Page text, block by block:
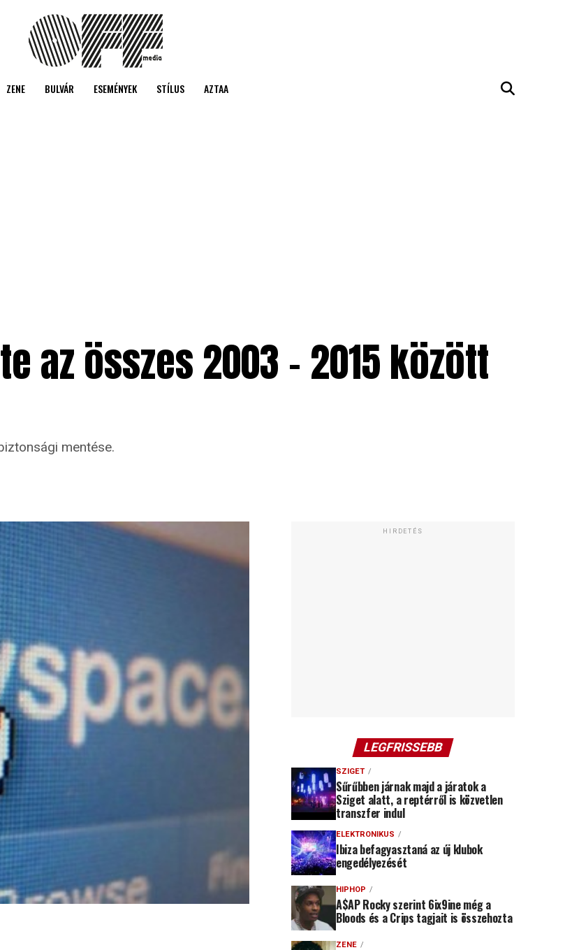
ZENE BULVÁR ESEMÉNYEK STÍLUS AZTAA
az összes 2003 – 2015 között
mentése.
HIRDETÉS
LEGFRISSEBB
SZIGET
Sűrűbben járnak majd a járatok a
Sziget alatt, a reptérről is közvetlen
transzfer indul
ELEKTRONIKUS
Ibiza befagyasztaná az új klubok
engedélyezését
HIPHOP
A$AP Rocky szerint 6ix9ine még a
Bloods és a Crips tagjait is összehozta
ZENE